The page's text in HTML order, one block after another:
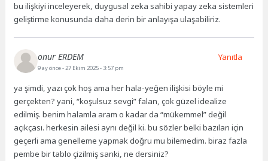
bu ilişkiyi inceleyerek, duygusal zeka sahibi yapay zeka sistemleri
geliştirme konusunda daha derin bir anlayışa ulaşabiliriz.
onur ERDEM
9 ay önce- 27 Ekim 2025 - 3:57 pm
ya şimdi, yazı çok hoş ama her hala-yeğen ilişkisi böyle mi
gerçekten? yani, “koşulsuz sevgi” falan, çok güzel idealize
edilmiş. benim halamla aram o kadar da “mükemmel” değil
açıkçası. herkesin ailesi aynı değil ki. bu sözler belki bazıları için
geçerli ama genelleme yapmak doğru mu bilemedim. biraz fazla
pembe bir tablo çizilmiş sanki, ne dersiniz?
Yanıtla